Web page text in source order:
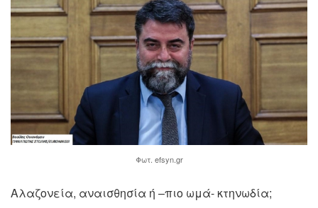
Φωτ. efsyn.gr
Αλαζονεία, αναισθησία ή –πιο ωμά- κτηνωδία;